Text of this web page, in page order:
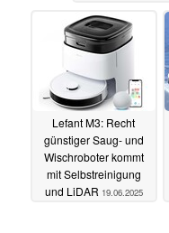
Lefant M3: Recht
günstiger Saug- und
Wischroboter kommt
mit Selbstreinigung
und LiDAR 19.06.2025